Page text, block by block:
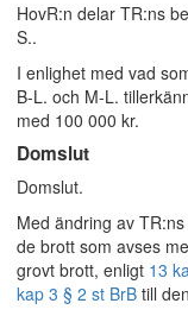
HovR:n delar TR:ns
S..
I enlighet med vad
B-L. och M-L.
med 100 000 kr.
Domslut
Domslut.
Med ändring av
de brott som avses
grovt brott, enligt 13
kap 3 § 2 st BrB till